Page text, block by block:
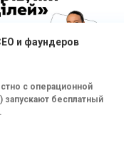
и фаундеров
с операционной
запускают бесплатный